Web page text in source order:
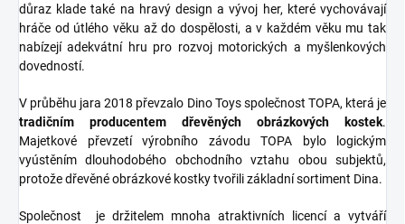
důraz klade také na hravý design a vývoj her, které vychovávají
hráče od útlého věku až do dospělosti, a v každém věku mu tak
nabízejí adekvátní hru pro rozvoj motorických a myšlenkových
dovedností.
V průběhu jara 2018 převzalo Dino Toys společnost TOPA, která je
tradičním producentem dřevěných obrázkových kostek.
Majetkové převzetí výrobního závodu TOPA bylo logickým
vyústěním dlouhodobého obchodního vztahu obou subjektů,
protože dřevěné obrázkové kostky tvořili základní sortiment Dina.
Společnost je držitelem mnoha atraktivních licencí a vytváří